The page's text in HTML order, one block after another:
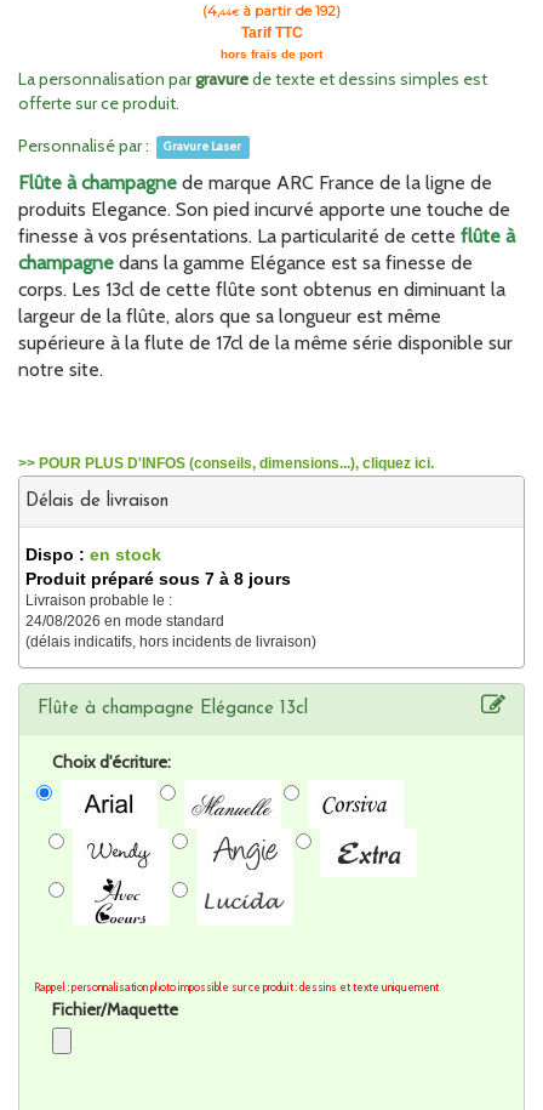
(4,44€à partir de 192)
Tarif TTC
hors frais de port
La personnalisation pargravurede texte et dessins simples est
offerte sur ce produit.
Personnalisé par :
Gravure Laser
Flûte à champagne de marque ARC France de la ligne de
produits Elegance. Son pied incurvé apporte une touche de
finesse à vos présentations. La particularité de cette flûte à
champagne dans la gamme Elégance est sa finesse de
corps. Les 13cl de cette flûte sont obtenus en diminuant la
largeur de la flûte, alors que sa longueur est même
supérieure à la flute de 17cl de la même série disponible sur
notre site.
>> POUR PLUS D'INFOS (conseils, dimensions...), cliquez ici.
Délais de livraison
Dispo : en stock
Produit préparé sous 7 à 8 jours
Livraison probable le :
24/08/2026 en mode standard
(délais indicatifs, hors incidents de livraison)
Flûte à champagne Elégance 13cl
Choix d'écriture:
Rappel : personnalisation photo impossible sur ce produit : dessins et texte uniquement
Fichier/Maquette